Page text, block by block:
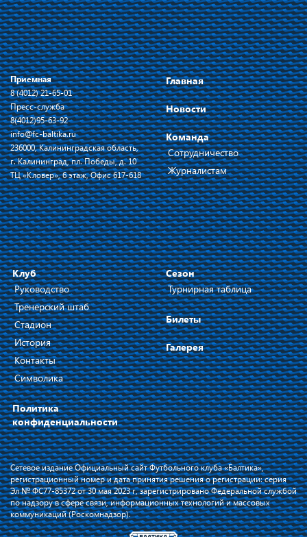
Приемная
8 (4012) 21-65-01
Пресс-служба
8(4012)95-63-92
info@fc-baltika.ru
236000, Калининградская область,
г. Калининград, пл. Победы, д. 10
ТЦ «Кловер», 6 этаж, Офис 617-618
Главная
Новости
Команда
Сотрудничество
Журналистам
Клуб
Руководство
Тренерский штаб
Стадион
История
Контакты
Символика
Политика
конфиденциальности
Сезон
Турнирная таблица
Билеты
Галерея
Сетевое издание Официальный сайт Футбольного клуба «Балтика»,
регистрационный номер и дата принятия решения о регистрации: серия
Эл № ФС77-85372 от 30 мая 2023 г, зарегистрировано Федеральной службой
по надзору в сфере связи, информационных технологий и массовых
коммуникаций (Роскомнадзор).